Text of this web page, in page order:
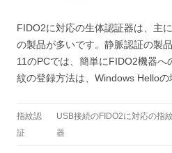
FIDO2に対応の生体認証器は、主
の製品が多いです。静脈認証の製
11のPCでは、簡単にFIDO2機器
紋の登録方法は、Windows Helloの
指紋認
証
USB接続のFIDO2に対応の指
器